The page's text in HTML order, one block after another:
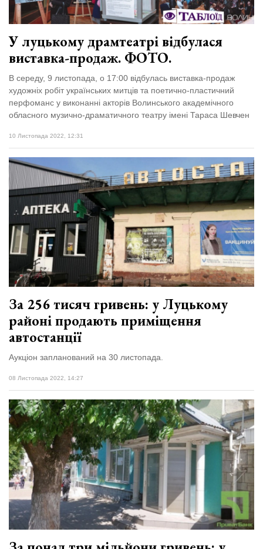
У луцькому драмтеатрі відбулася
виставка-продаж. ФОТО.
В середу, 9 листопада, о 17:00 відбулась виставка-продаж
художніх робіт українських митців та поетично-пластичний
перфоманс у виконанні акторів Волинського академічного
обласного музично-драматичного театру імені Тараса Шевчен
10 Листопада 2022, 12:31
За 256 тисяч гривень: у Луцькому
районі продають приміщення
автостанції
Аукціон запланований на 30 листопада.
08 Листопада 2022, 14:27